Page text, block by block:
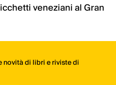
veneziani al Gran
novità di libri e riviste di